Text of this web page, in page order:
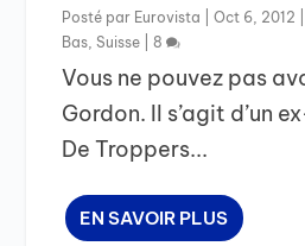
Posté par Eurovista |Oct 6, 2012
Bas ,Suisse |8
Vous ne pouvez pas
Gordon. Il s’agit d’un
De Troppers...
EN SAVOIR PLUS